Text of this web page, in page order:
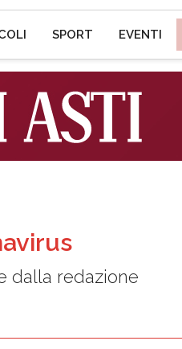
SPORT EVENTI
dalla redazione